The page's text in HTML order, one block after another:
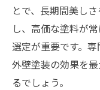
とで、長期間美し
し、高価な塗料が
選定が重要です。
外壁塗装の効果を
るでしょう。